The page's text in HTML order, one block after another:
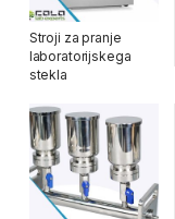
Stroji za pranje
laboratorijskega
stekla